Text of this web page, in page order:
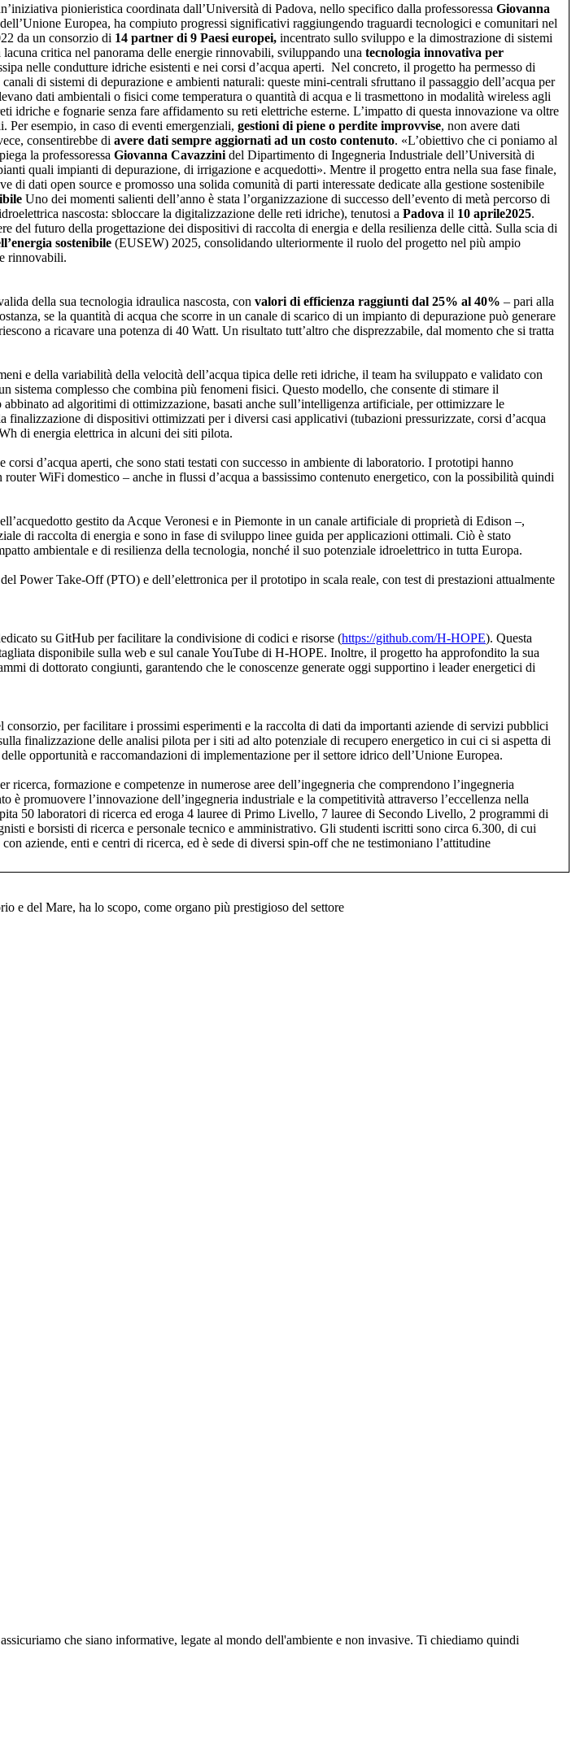
pionieristica coordinata dall’Università di Padova, nello specifico dalla professoressa Giovanna
Europea, ha compiuto progressi significativi raggiungendo traguardi tecnologici e comunitari nel
da un consorzio di 14 partner di 9 Paesi europei, incentrato sullo sviluppo e la dimostrazione di sistemi
critica nel panorama delle energie rinnovabili, sviluppando una tecnologia innovativa per
nelle condutture idriche esistenti e nei corsi d’acqua aperti. Nel concreto, il progetto ha permesso di
di sistemi di depurazione e ambienti naturali: queste mini-centrali sfruttano il passaggio dell’acqua per
dati ambientali o fisici come temperatura o quantità di acqua e li trasmettono in modalità wireless agli
e fognarie senza fare affidamento su reti elettriche esterne. L’impatto di questa innovazione va oltre
Per esempio, in caso di eventi emergenziali, gestioni di piene o perdite improvvise, non avere dati
consentirebbe di avere dati sempre aggiornati ad un costo contenuto. «L’obiettivo che ci poniamo al
la professoressa Giovanna Cavazzini del Dipartimento di Ingegneria Industriale dell’Università di
quali impianti di depurazione, di irrigazione e acquedotti». Mentre il progetto entra nella sua fase finale,
dati open source e promosso una solida comunità di parti interessate dedicate alla gestione sostenibile
Uno dei momenti salienti dell’anno è stata l’organizzazione di successo dell’evento di metà percorso di
nascosta: sbloccare la digitalizzazione delle reti idriche), tenutosi a Padova il 10 aprile2025.
del futuro della progettazione dei dispositivi di raccolta di energia e della resilienza delle città. Sulla scia di
sostenibile (EUSEW) 2025, consolidando ulteriormente il ruolo del progetto nel più ampio
rinnovabili.
della sua tecnologia idraulica nascosta, con valori di efficienza raggiunti dal 25% al 40% – pari alla
se la quantità di acqua che scorre in un canale di scarico di un impianto di depurazione può generare
a ricavare una potenza di 40 Watt. Un risultato tutt’altro che disprezzabile, dal momento che si tratta
e della variabilità della velocità dell’acqua tipica delle reti idriche, il team ha sviluppato e validato con
sistema complesso che combina più fenomeni fisici. Questo modello, che consente di stimare il
ad algoritimi di ottimizzazione, basati anche sull’intelligenza artificiale, per ottimizzare le
di dispositivi ottimizzati per i diversi casi applicativi (tubazioni pressurizzate, corsi d’acqua
di energia elettrica in alcuni dei siti pilota.
d’acqua aperti, che sono stati testati con successo in ambiente di laboratorio. I prototipi hanno
WiFi domestico – anche in flussi d’acqua a bassissimo contenuto energetico, con la possibilità quindi
gestito da Acque Veronesi e in Piemonte in un canale artificiale di proprietà di Edison –,
di raccolta di energia e sono in fase di sviluppo linee guida per applicazioni ottimali. Ciò è stato
ambientale e di resilienza della tecnologia, nonché il suo potenziale idroelettrico in tutta Europa.
Power Take-Off (PTO) e dell’elettronica per il prototipo in scala reale, con test di prestazioni attualmente
su GitHub per facilitare la condivisione di codici e risorse (https://github.com/H-HOPE). Questa
disponibile sulla web e sul canale YouTube di H-HOPE. Inoltre, il progetto ha approfondito la sua
di dottorato congiunti, garantendo che le conoscenze generate oggi supportino i leader energetici di
per facilitare i prossimi esperimenti e la raccolta di dati da importanti aziende di servizi pubblici
finalizzazione delle analisi pilota per i siti ad alto potenziale di recupero energetico in cui ci si aspetta di
opportunità e raccomandazioni di implementazione per il settore idrico dell’Unione Europea.
ricerca, formazione e competenze in numerose aree dell’ingegneria che comprendono l’ingegneria
promuovere l’innovazione dell’ingegneria industriale e la competitività attraverso l’eccellenza nella
50 laboratori di ricerca ed eroga 4 lauree di Primo Livello, 7 lauree di Secondo Livello, 2 programmi di
e borsisti di ricerca e personale tecnico e amministrativo. Gli studenti iscritti sono circa 6.300, di cui
aziende, enti e centri di ricerca, ed è sede di diversi spin-off che ne testimoniano l’attitudine
e del Mare, ha lo scopo, come organo più prestigioso del settore
che siano informative, legate al mondo dell'ambiente e non invasive. Ti chiediamo quindi